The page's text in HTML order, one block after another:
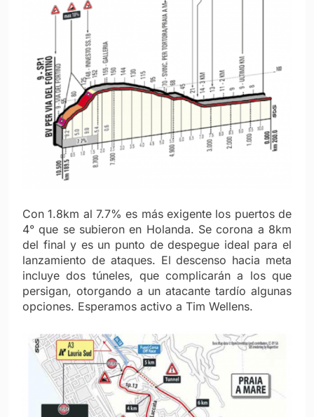
Con 1.8km al 7.7% es más exigente los puertos de
4° que se subieron en Holanda. Se corona a 8km
del final y es un punto de despegue ideal para el
lanzamiento de ataques. El descenso hacia meta
incluye dos túneles, que complicarán a los que
persigan, otorgando a un atacante tardío algunas
opciones. Esperamos activo a Tim Wellens.